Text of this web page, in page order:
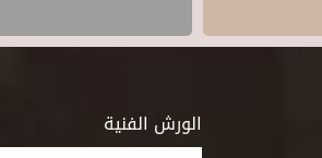
الورش الفنية